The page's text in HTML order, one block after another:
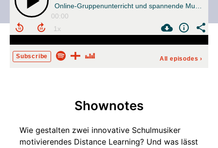
00:00
Subscribe All episodes ›
Shownotes
Wie gestalten zwei innovative Schulmusiker
motivierendes Distance Learning? Und was lässt